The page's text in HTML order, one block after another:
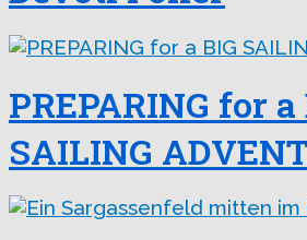
PREPARING for a
SAILING